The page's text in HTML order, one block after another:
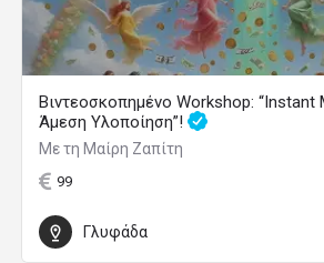
Βιντεοσκοπημένο Workshop:
Άμεση Υλοποίηση”!
Με τη Μαίρη Ζαπίτη
99
Γλυφάδα